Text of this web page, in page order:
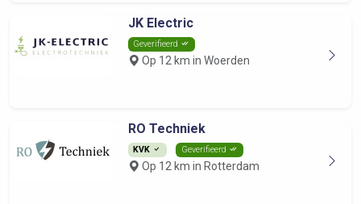
JK Electric
Geverifieerd
Op 12 km in Woerden
RO Techniek
KVK Geverifieerd
Op 12 km in Rotterdam